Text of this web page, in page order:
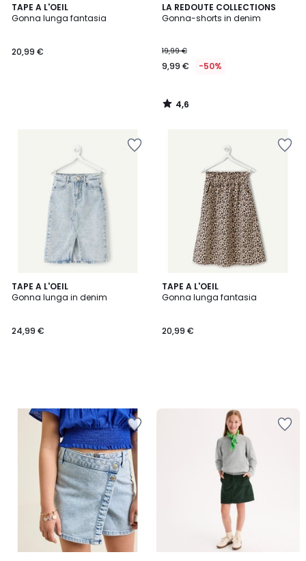
TAPE A L'OEIL
Gonna lunga fantasia
20,99 €
LA REDOUTE COLLECTIONS
Gonna-shorts in denim
19,99 €
9,99 € -50%
4,6
/ 5
4,6
/
TAPE A L'OEIL
Gonna lunga in denim
24,99 €
TAPE A L'OEIL
Gonna lunga fantasia
20,99 €